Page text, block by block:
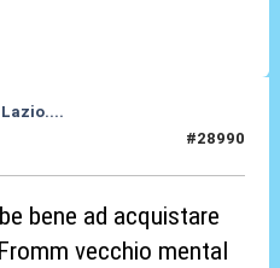
#28990
bene ad acquistare
vecchio mental